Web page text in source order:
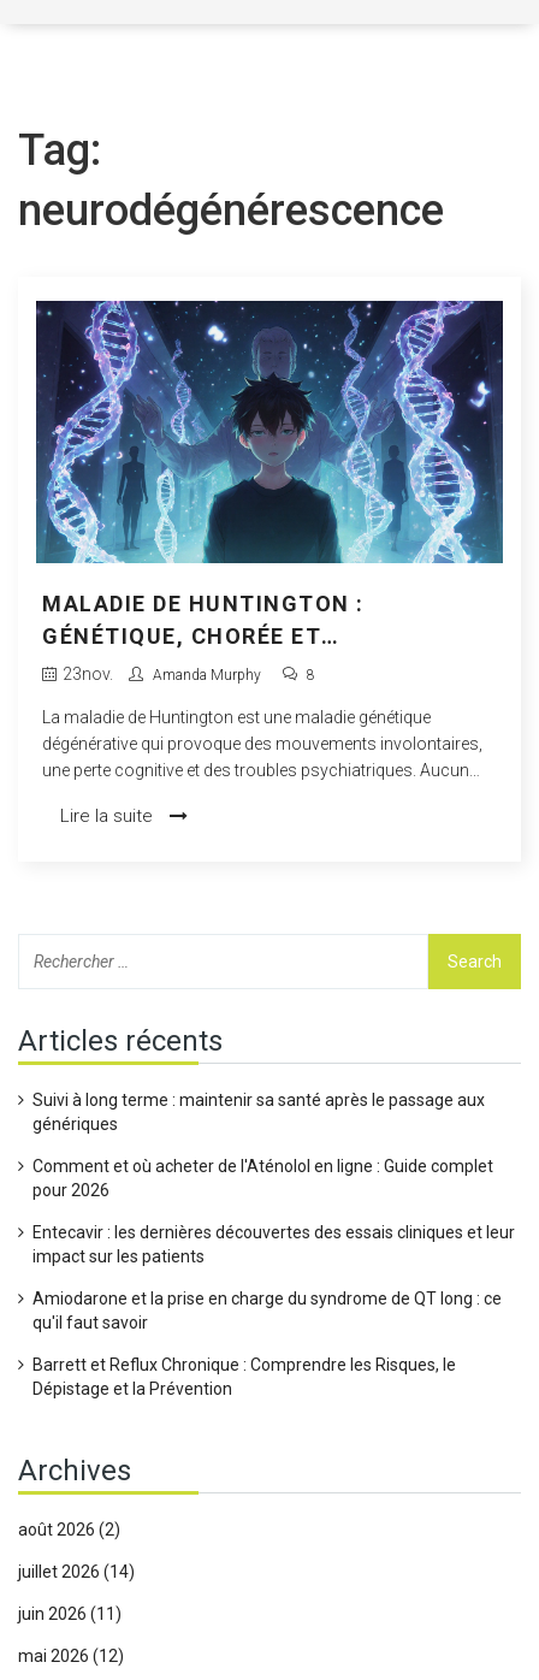
Tag:
neurodégénérescence
MALADIE DE HUNTINGTON :
GÉNÉTIQUE, CHORÉE ET
PLANIFICATION DES SOINS
23nov. Amanda Murphy 8
La maladie de Huntington est une maladie génétique
dégénérative qui provoque des mouvements involontaires,
une perte cognitive et des troubles psychiatriques. Aucun
précoce peut améliorer la qualité de vie et prolonger la survie.
Lire la suite
Articles récents
Suivi à long terme : maintenir sa santé après le passage aux
génériques
Comment et où acheter de l'Aténolol en ligne : Guide complet
pour 2026
Entecavir : les dernières découvertes des essais cliniques et leur
impact sur les patients
Amiodarone et la prise en charge du syndrome de QT long : ce
qu'il faut savoir
Barrett et Reflux Chronique : Comprendre les Risques, le
Dépistage et la Prévention
Archives
août 2026 (2)
juillet 2026 (14)
juin 2026 (11)
mai 2026 (12)